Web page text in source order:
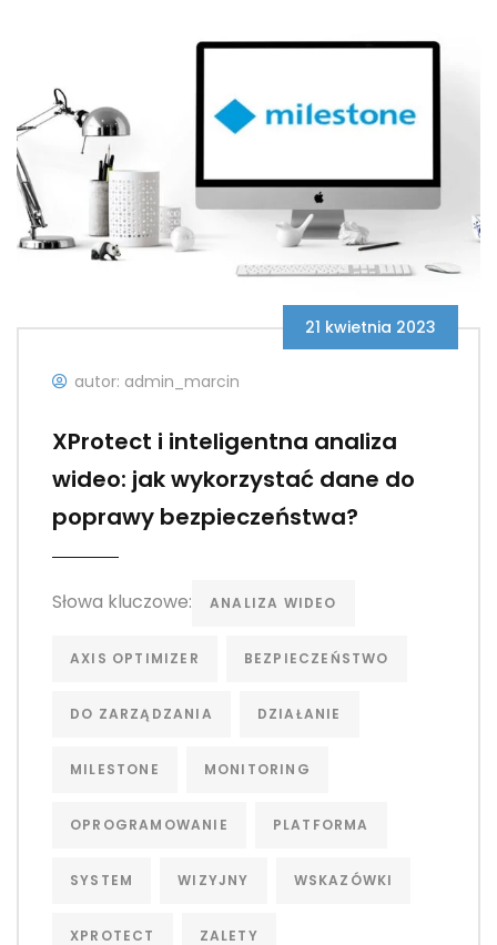
21 kwietnia 2023
autor: admin_marcin
XProtect i inteligentna analiza
wideo: jak wykorzystać dane do
poprawy bezpieczeństwa?
Słowa kluczowe: ANALIZA WIDEO
AXIS OPTIMIZER BEZPIECZEŃSTWO
DO ZARZĄDZANIA DZIAŁANIE
MILESTONE MONITORING
OPROGRAMOWANIE PLATFORMA
SYSTEM WIZYJNY WSKAZÓWKI
XPROTECT ZALETY